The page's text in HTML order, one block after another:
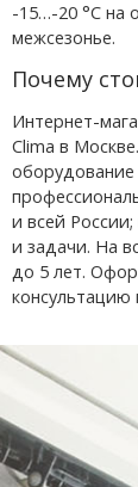
-15…-20 °C на
межсезонье.
Почему
Интернет-
Clima в
оборудование
и всей
и задачи. На
до 5 лет.
консультацию